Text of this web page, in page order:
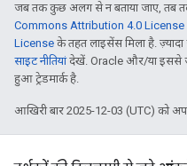
जब तक कुछ अलग से न बताया जाए, तब
Commons Attribution 4.0 License
License के तहत लाइसेंस मिला है. ज़्यादा
साइट नीतियांदेखें. Oracle और/या इससे
हुआ ट्रेडमार्क है.
आखिरी बार 2025-12-03 (UTC) को